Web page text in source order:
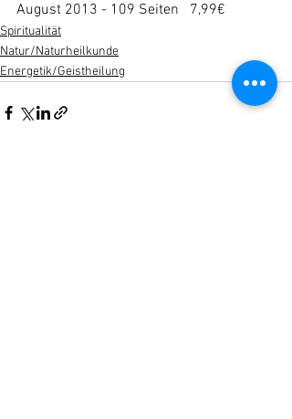
August 2013 - 109 Seiten   7,99€
Spiritualität
Natur/Naturheilkunde
Energetik/Geistheilung